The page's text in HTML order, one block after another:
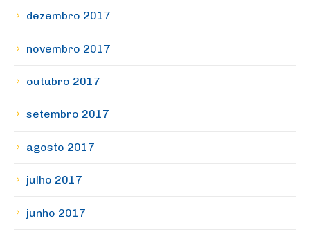
dezembro 2017
novembro 2017
outubro 2017
setembro 2017
agosto 2017
julho 2017
junho 2017